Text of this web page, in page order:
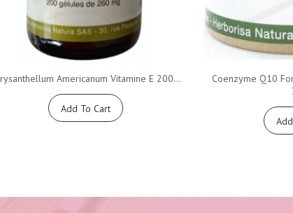
Americanum Vitamine E 200...
Add To Cart
Coenzyme Q10